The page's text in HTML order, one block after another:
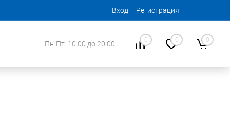
Вход Регистрация
Пн-Пт: 10:00 до 20:00 0 0 0